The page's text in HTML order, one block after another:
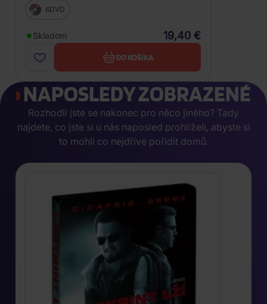
6DVD
Skladom 19,40 €
DO KOŠÍKA
NAPOSLEDY ZOBRAZENÉ
Rozhodli jste se nakonec pro něco jiného? Tady
najdete, co jste si u nás naposled prohlíželi, abyste si
to mohli co nejdříve pořídit domů.